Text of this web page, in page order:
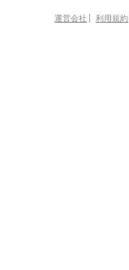
運営会社 利用規約